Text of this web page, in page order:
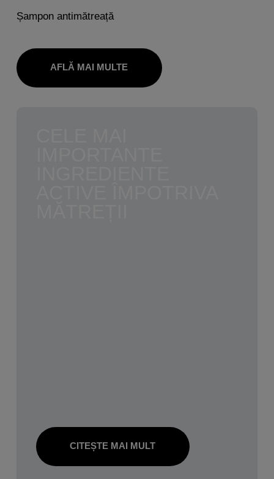
Șampon antimătreață
AFLĂ MAI MULTE
CITEȘTE MAI MULT